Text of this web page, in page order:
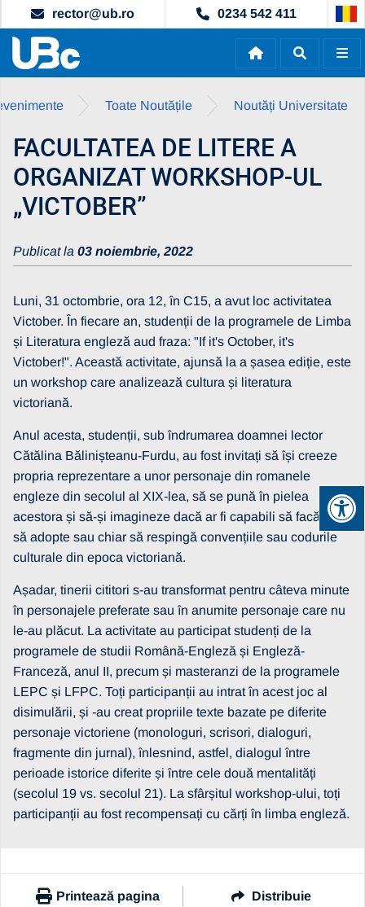
rector@ub.ro 0234 542 411
Toate Noutățile Noutăți Universitate
FACULTATEA DE LITERE A
ORGANIZAT WORKSHOP-UL
„VICTOBER”
Publicat la 03 noiembrie, 2022
Luni, 31 octombrie, ora 12, în C15, a avut loc activitatea
Victober. În fiecare an, studenții de la programele de Limba
și Literatura engleză aud fraza: "If it's October, it's
Victober!". Această activitate, ajunsă la a șasea ediție, este
un workshop care analizează cultura și literatura
victoriană.
Anul acesta, studenții, sub îndrumarea doamnei lector
Cătălina Bălinișteanu-Furdu, au fost invitați să își creeze
propria reprezentare a unor personaje din romanele
engleze din secolul al XIX-lea, să se pună în pielea
acestora și să-și imagineze dacă ar fi capabili să facă față,
să adopte sau chiar să respingă convențiile sau codurile
culturale din epoca victoriană.
Așadar, tinerii cititori s-au transformat pentru câteva minute
în personajele preferate sau în anumite personaje care nu
le-au plăcut. La activitate au participat studenți de la
programele de studii Română-Engleză și Engleză-
Franceză, anul II, precum și masteranzi de la programele
LEPC și LFPC. Toți participanții au intrat în acest joc al
disimulării, și -au creat propriile texte bazate pe diferite
personaje victoriene (monologuri, scrisori, dialoguri,
fragmente din jurnal), înlesnind, astfel, dialogul între
perioade istorice diferite și între cele două mentalități
(secolul 19 vs. secolul 21). La sfârșitul workshop-ului, toți
participanții au fost recompensați cu cărți în limba engleză.
Printează pagina Distribuie